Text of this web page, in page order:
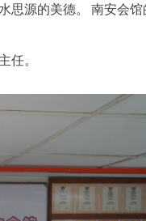
思源的美德。 南安会馆
任。